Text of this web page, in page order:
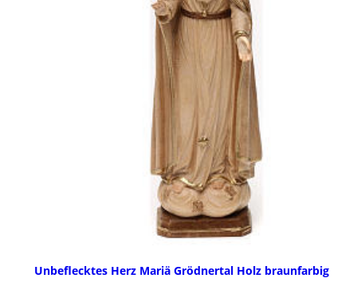
Unbeflecktes Herz Mariä Grödnertal Holz braunfarbig